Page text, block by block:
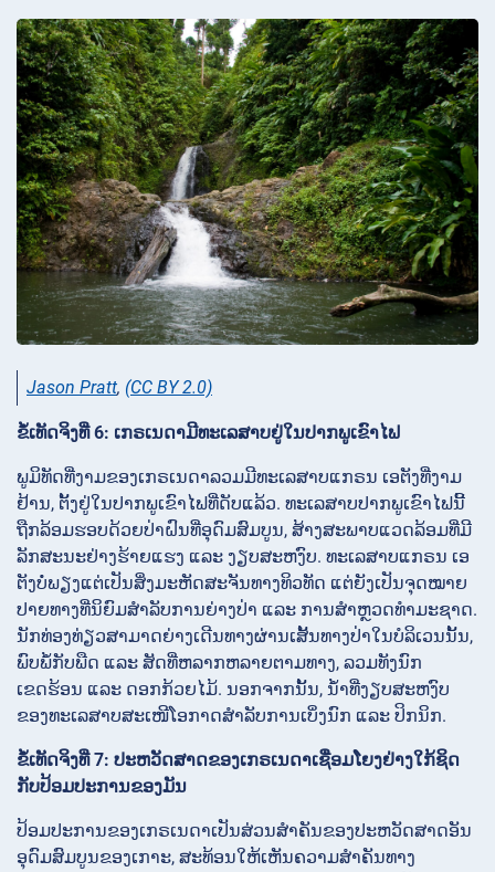
Jason Pratt, (CC BY 2.0)
ຂໍ້ເທັດຈິງທີ່ 6: ເກຣເນດາມີທະເລສາບຢູ່ໃນປາກພູເຂົາໄຟ
ພູມິທັດທີ່ງາມຂອງເກຣເນດາລວມມີທະເລສາບແກຣນ ເອຕັງທີ່ງາມ
ຢ້ານ, ຕັ້ງຢູ່ໃນປາກພູເຂົາໄຟທີ່ດັບແລ້ວ. ທະເລສາບປາກພູເຂົາໄຟນີ້
ຖືກລ້ອມຮອບດ້ວຍປ່າຝົນທີ່ອຸດົມສົມບູນ, ສ້າງສະພາບແວດລ້ອມທີ່ມີ
ລັກສະນະຢ່າງຮ້າຍແຮງ ແລະ ງຽບສະຫງົບ. ທະເລສາບແກຣນ ເອ
ຕັງບໍ່ພຽງແຕ່ເປັນສິ່ງມະຫັດສະຈັນທາງທິວທັດ ແຕ່ຍັງເປັນຈຸດໝາຍ
ປາຍທາງທີ່ນິຍົມສໍາລັບການຍ່າງປ່າ ແລະ ການສໍາຫຼວດທໍາມະຊາດ.
ນັກທ່ອງທ່ຽວສາມາດຍ່າງເດີນທາງຜ່ານເສັ້ນທາງປ່າໃນບໍລິເວນນັ້ນ,
ພົບພໍ້ກັບພືດ ແລະ ສັດທີ່ຫລາກຫລາຍຕາມທາງ, ລວມທັງນົກ
ເຂດຮ້ອນ ແລະ ດອກກ້ວຍໄມ້. ນອກຈາກນັ້ນ, ນ້ໍາທີ່ງຽບສະຫງົບ
ຂອງທະເລສາບສະເໜີໂອກາດສໍາລັບການເບິ່ງນົກ ແລະ ປິກນິກ.
ຂໍ້ເທັດຈິງທີ່ 7: ປະຫວັດສາດຂອງເກຣເນດາເຊື່ອມໂຍງຢ່າງໃກ້ຊິດ
ກັບປ້ອມປະການຂອງມັນ
ປ້ອມປະການຂອງເກຣເນດາເປັນສ່ວນສໍາຄັນຂອງປະຫວັດສາດອັນ
ອຸດົມສົມບູນຂອງເກາະ, ສະທ້ອນໃຫ້ເຫັນຄວາມສໍາຄັນທາງ